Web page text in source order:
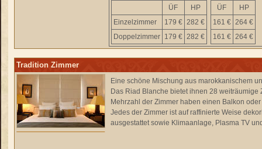
ÜF
HP
Einzelzimmer
179 € 282 €
Doppelzimmer 179 € 282 €
ÜF
HP
161 € 264 €
161 € 264 €
Tradition Zimmer
Eine schöne Mischung aus marokkanischem
Das Riad Blanche bietet ihnen 28
Mehrzahl der Zimmer haben einen Balkon
Jedes der Zimmer ist auf raffinierte Weise
ausgestattet sowie Klimaanlage, Plasma TV